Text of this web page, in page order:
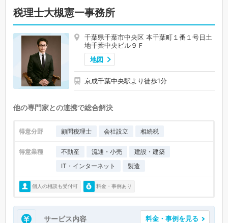
税理士大槻憲一事務所
千葉県千葉市中央区 本千葉町１番１号日土
地千葉中央ビル９Ｆ
地図
京成千葉中央駅より徒歩1分
他の専門家との連携で総合解決
得意分野 顧問税理士 会社設立 相続税
得意業種 不動産 流通・小売
建設・建築
IT・インターネット
製造
個人の相談も受付可 料金・事例あり
サービス内容 料金・事例を見る